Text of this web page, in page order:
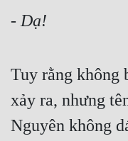
- Dạ!
Tuy rằng không
xảy ra, nhưng
Nguyên không